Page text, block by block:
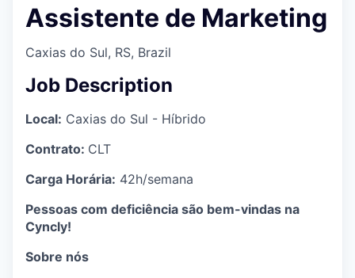
Assistente de Marketing
Caxias do Sul, RS, Brazil
Job Description
Local: Caxias do Sul - Híbrido
Contrato: CLT
Carga Horária: 42h/semana
Pessoas com deficiência são bem-vindas na
Cyncly!
Sobre nós